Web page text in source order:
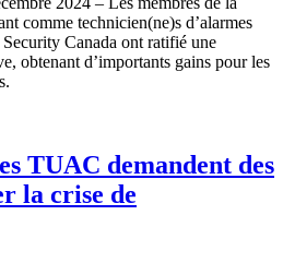
comme technicien(ne)s d’alarmes
Canada ont ratifié une
obtenant d’importants gains pour les
TUAC demandent des
la crise de